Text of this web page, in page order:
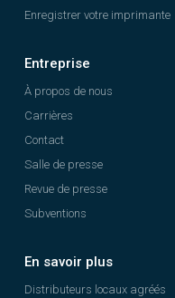
Enregistrer votre imprimante
Entreprise
À propos de nous
Carrières
Contact
Salle de presse
Revue de presse
Subventions
En savoir plus
Distributeurs locaux agréés